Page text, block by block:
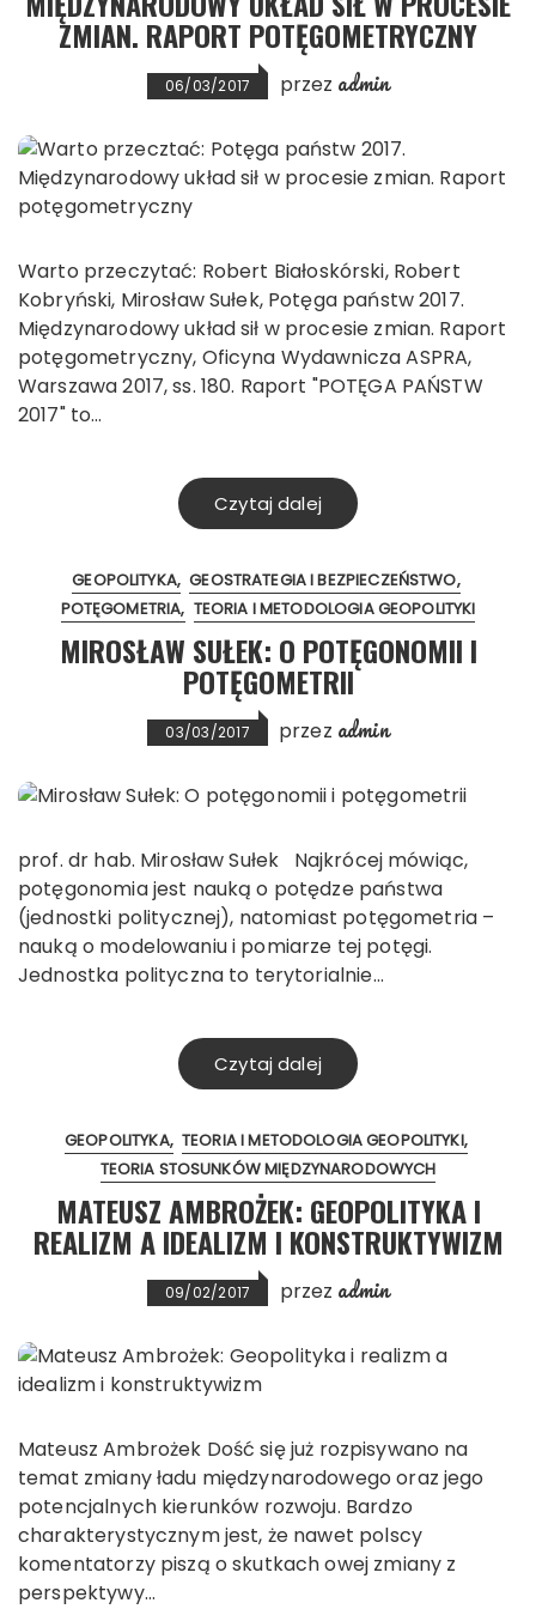
ZMIAN. RAPORT POTĘGOMETRYCZNY
06/03/2017 przez admin
Warto przeczytać: Robert Białoskórski, Robert
Kobryński, Mirosław Sułek, Potęga państw 2017.
Międzynarodowy układ sił w procesie zmian. Raport
potęgometryczny, Oficyna Wydawnicza ASPRA,
Warszawa 2017, ss. 180. Raport "POTĘGA PAŃSTW
2017" to…
Czytaj dalej
GEOPOLITYKA GEOSTRATEGIA I BEZPIECZEŃSTWO
POTĘGOMETRIA TEORIA I METODOLOGIA GEOPOLITYKI
MIROSŁAW SUŁEK: O POTĘGONOMII I
POTĘGOMETRII
03/03/2017 przez admin
prof. dr hab. Mirosław Sułek Najkrócej mówiąc,
potęgonomia jest nauką o potędze państwa
(jednostki politycznej), natomiast potęgometria –
nauką o modelowaniu i pomiarze tej potęgi.
Jednostka polityczna to terytorialnie…
Czytaj dalej
GEOPOLITYKA TEORIA I METODOLOGIA GEOPOLITYKI
TEORIA STOSUNKÓW MIĘDZYNARODOWYCH
MATEUSZ AMBROŻEK: GEOPOLITYKA I
REALIZM A IDEALIZM I KONSTRUKTYWIZM
09/02/2017 przez admin
Mateusz Ambrożek Dość się już rozpisywano na
temat zmiany ładu międzynarodowego oraz jego
potencjalnych kierunków rozwoju. Bardzo
charakterystycznym jest, że nawet polscy
komentatorzy piszą o skutkach owej zmiany z
perspektywy…